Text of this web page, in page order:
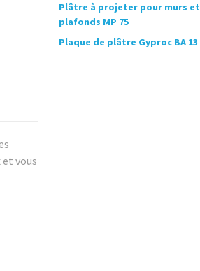
vous
د.م.22,000.00.
Plâtre à projeter pour murs et
plafonds MP 75
Plaque de plâtre Gyproc BA 13